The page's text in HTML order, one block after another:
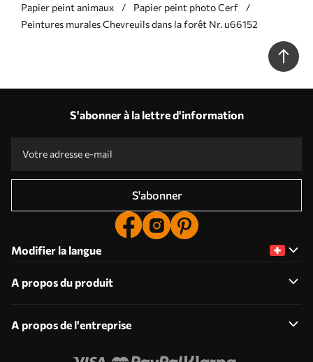
Papier peint animaux
Papier peint photo Cerf
Peintures murales Chevreuils dans la forêt Nr. u66152
S'abonner à la lettre d'information
S'abonner
Modifier la langue
A propos du produit
A propos de l'entreprise